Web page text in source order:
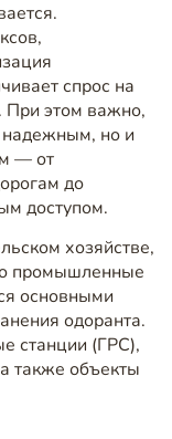
спрос на
При этом важно,
надежным, но и
— от
до
доступом.
хозяйстве,
промышленные
основными
одоранта.
станции (ГРС),
также объекты